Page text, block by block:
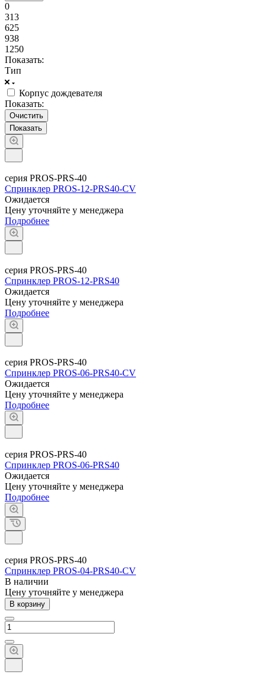
0
313
625
938
1250
Показать:
Тип
Корпус дождевателя
Показать:
Очистить
серия PROS-PRS-40
Спринклер PROS-12-PRS40-CV
Ожидается
Цену уточняйте у менеджера
Подробнее
серия PROS-PRS-40
Спринклер PROS-12-PRS40
Ожидается
Цену уточняйте у менеджера
Подробнее
серия PROS-PRS-40
Спринклер PROS-06-PRS40-CV
Ожидается
Цену уточняйте у менеджера
Подробнее
серия PROS-PRS-40
Спринклер PROS-06-PRS40
Ожидается
Цену уточняйте у менеджера
Подробнее
серия PROS-PRS-40
Спринклер PROS-04-PRS40-CV
В наличии
Цену уточняйте у менеджера
В корзину